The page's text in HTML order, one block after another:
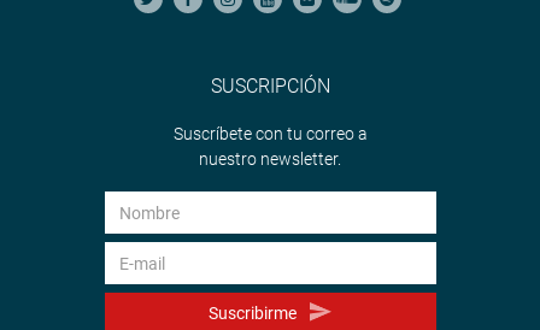
SUSCRIPCIÓN
Suscríbete con tu correo a
nuestro newsletter.
Suscribirme